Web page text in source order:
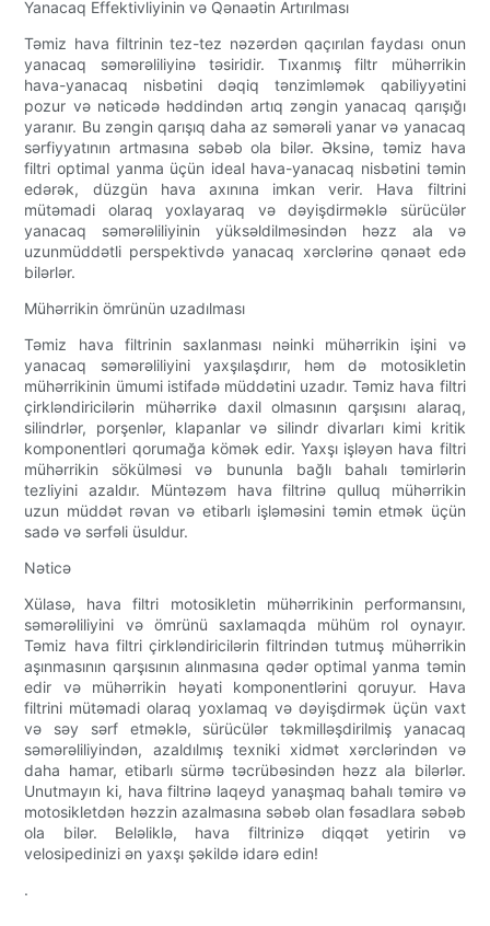
Yanacaq Effektivliyinin və Qənaətin Artırılması
Təmiz hava filtrinin tez-tez nəzərdən qaçırılan faydası onun
yanacaq səmərəliliyinə təsiridir. Tıxanmış filtr mühərrikin
hava-yanacaq nisbətini dəqiq tənzimləmək qabiliyyətini
pozur və nəticədə həddindən artıq zəngin yanacaq qarışığı
yaranır. Bu zəngin qarışıq daha az səmərəli yanar və yanacaq
sərfiyyatının artmasına səbəb ola bilər. Əksinə, təmiz hava
filtri optimal yanma üçün ideal hava-yanacaq nisbətini təmin
edərək, düzgün hava axınına imkan verir. Hava filtrini
mütəmadi olaraq yoxlayaraq və dəyişdirməklə sürücülər
yanacaq səmərəliliyinin yüksəldilməsindən həzz ala və
uzunmüddətli perspektivdə yanacaq xərclərinə qənaət edə
bilərlər.
Mühərrikin ömrünün uzadılması
Təmiz hava filtrinin saxlanması nəinki mühərrikin işini və
yanacaq səmərəliliyini yaxşılaşdırır, həm də motosikletin
mühərrikinin ümumi istifadə müddətini uzadır. Təmiz hava filtri
çirkləndiricilərin mühərrikə daxil olmasının qarşısını alaraq,
silindrlər, porşenlər, klapanlar və silindr divarları kimi kritik
komponentləri qorumağa kömək edir. Yaxşı işləyən hava filtri
mühərrikin sökülməsi və bununla bağlı bahalı təmirlərin
tezliyini azaldır. Müntəzəm hava filtrinə qulluq mühərrikin
uzun müddət rəvan və etibarlı işləməsini təmin etmək üçün
sadə və sərfəli üsuldur.
Nəticə
Xülasə, hava filtri motosikletin mühərrikinin performansını,
səmərəliliyini və ömrünü saxlamaqda mühüm rol oynayır.
Təmiz hava filtri çirkləndiricilərin filtrindən tutmuş mühərrikin
aşınmasının qarşısının alınmasına qədər optimal yanma təmin
edir və mühərrikin həyati komponentlərini qoruyur. Hava
filtrini mütəmadi olaraq yoxlamaq və dəyişdirmək üçün vaxt
və səy sərf etməklə, sürücülər təkmilləşdirilmiş yanacaq
səmərəliliyindən, azaldılmış texniki xidmət xərclərindən və
daha hamar, etibarlı sürmə təcrübəsindən həzz ala bilərlər.
Unutmayın ki, hava filtrinə laqeyd yanaşmaq bahalı təmirə və
motosikletdən həzzin azalmasına səbəb olan fəsadlara səbəb
ola bilər. Beləliklə, hava filtrinizə diqqət yetirin və
velosipedinizi ən yaxşı şəkildə idarə edin!
.